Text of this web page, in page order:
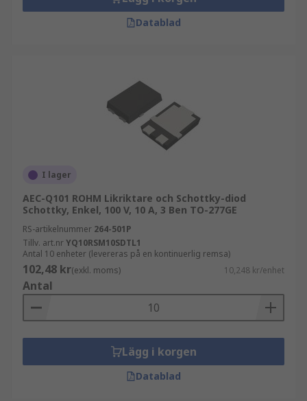
Datablad
I lager
AEC-Q101 ROHM Likriktare och Schottky-diod
Schottky, Enkel, 100 V, 10 A, 3 Ben TO-277GE
RS-artikelnummer 264-501P
Tillv. art.nrYQ10RSM10SDTL1
Antal 10 enheter (levereras på en kontinuerlig remsa)
102,48 kr(exkl. moms) 10,248 kr/enhet
Antal
Lägg i korgen
Datablad